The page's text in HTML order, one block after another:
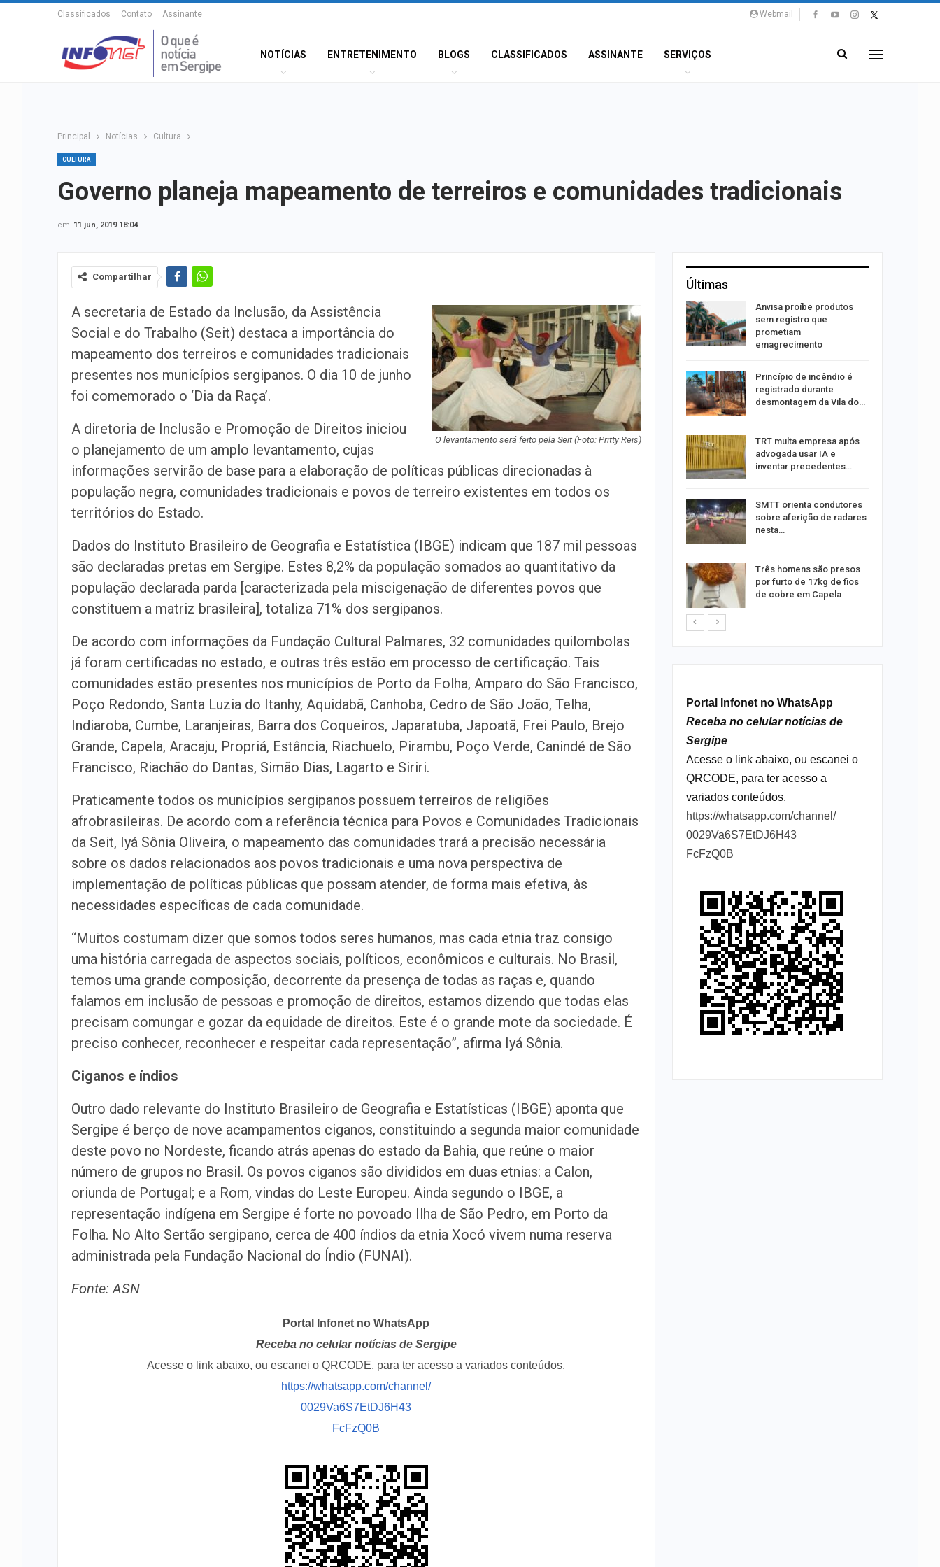
Webmail
Classificados Contato Assinante
NOTÍCIAS ENTRETENIMENTO BLOGS CLASSIFICADOS ASSINANTE SERVIÇOS
Principal Notícias Cultura
CULTURA
Governo planeja mapeamento de terreiros e comunidades tradicionais
em 11 jun, 2019 18:04
Compartilhar
O levantamento será feito pela Seit (Foto: Pritty Reis)
A secretaria de Estado da Inclusão, da Assistência
Social e do Trabalho (Seit) destaca a importância do
mapeamento dos terreiros e comunidades tradicionais
presentes nos municípios sergipanos. O dia 10 de junho
foi comemorado o ‘Dia da Raça’.
A diretoria de Inclusão e Promoção de Direitos iniciou
o planejamento de um amplo levantamento, cujas
informações servirão de base para a elaboração de políticas públicas direcionadas à
população negra, comunidades tradicionais e povos de terreiro existentes em todos os
territórios do Estado.
Dados do Instituto Brasileiro de Geografia e Estatística (IBGE) indicam que 187 mil pessoas
são declaradas pretas em Sergipe. Estes 8,2% da população somados ao quantitativo da
população declarada parda [caracterizada pela miscigenação de diferentes povos que
constituem a matriz brasileira], totaliza 71% dos sergipanos.
De acordo com informações da Fundação Cultural Palmares, 32 comunidades quilombolas
já foram certificadas no estado, e outras três estão em processo de certificação. Tais
comunidades estão presentes nos municípios de Porto da Folha, Amparo do São Francisco,
Poço Redondo, Santa Luzia do Itanhy, Aquidabã, Canhoba, Cedro de São João, Telha,
Indiaroba, Cumbe, Laranjeiras, Barra dos Coqueiros, Japaratuba, Japoatã, Frei Paulo, Brejo
Grande, Capela, Aracaju, Propriá, Estância, Riachuelo, Pirambu, Poço Verde, Canindé de São
Francisco, Riachão do Dantas, Simão Dias, Lagarto e Siriri.
Praticamente todos os municípios sergipanos possuem terreiros de religiões
afrobrasileiras. De acordo com a referência técnica para Povos e Comunidades Tradicionais
da Seit, Iyá Sônia Oliveira, o mapeamento das comunidades trará a precisão necessária
sobre os dados relacionados aos povos tradicionais e uma nova perspectiva de
implementação de políticas públicas que possam atender, de forma mais efetiva, às
necessidades específicas de cada comunidade.
“Muitos costumam dizer que somos todos seres humanos, mas cada etnia traz consigo
uma história carregada de aspectos sociais, políticos, econômicos e culturais. No Brasil,
temos uma grande composição, decorrente da presença de todas as raças e, quando
falamos em inclusão de pessoas e promoção de direitos, estamos dizendo que todas elas
precisam comungar e gozar da equidade de direitos. Este é o grande mote da sociedade. É
preciso conhecer, reconhecer e respeitar cada representação”, afirma Iyá Sônia.
Ciganos e índios
Outro dado relevante do Instituto Brasileiro de Geografia e Estatísticas (IBGE) aponta que
Sergipe é berço de nove acampamentos ciganos, constituindo a segunda maior comunidade
deste povo no Nordeste, ficando atrás apenas do estado da Bahia, que reúne o maior
número de grupos no Brasil. Os povos ciganos são divididos em duas etnias: a Calon,
oriunda de Portugal; e a Rom, vindas do Leste Europeu. Ainda segundo o IBGE, a
representação indígena em Sergipe é forte no povoado Ilha de São Pedro, em Porto da
Folha. No Alto Sertão sergipano, cerca de 400 índios da etnia Xocó vivem numa reserva
administrada pela Fundação Nacional do Índio (FUNAI).
Fonte: ASN
Portal Infonet no WhatsApp
Receba no celular notícias de Sergipe
Acesse o link abaixo, ou escanei o QRCODE, para ter acesso a variados conteúdos.
https://whatsapp.com/channel/
0029Va6S7EtDJ6H43
FcFzQ0B
Últimas
Homem é preso por
suspeita de tráfico de
drogas em Lagarto
Organização criminosa é
investigada por roubos de
cargas em Sergipe
Descubra Aracaju
movimenta cidade com
Moradores protestam por
Bairro América recebe
‘Tamo…
Anvisa proíbe produtos
sem registro que
prometiam
emagrecimento
Princípio de incêndio é
registrado durante
desmontagem da Vila do…
TRT multa empresa após
advogada usar IA e
inventar precedentes…
SMTT orienta condutores
sobre aferição de radares
nesta…
Três homens são presos
por furto de 17kg de fios
de cobre em Capela
----
Portal Infonet no WhatsApp
Receba no celular notícias de
Sergipe
Acesse o link abaixo, ou escanei o
QRCODE, para ter acesso a
variados conteúdos.
https://whatsapp.com/channel/
0029Va6S7EtDJ6H43
FcFzQ0B